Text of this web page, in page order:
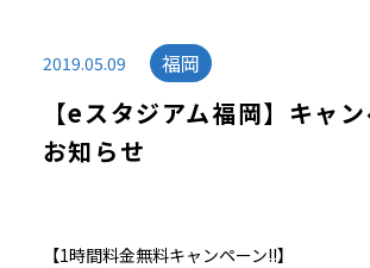
2019.05.09 福岡
【eスタジアム福岡】キャ
お知らせ
【1時間料金無料キャンペーン!!】